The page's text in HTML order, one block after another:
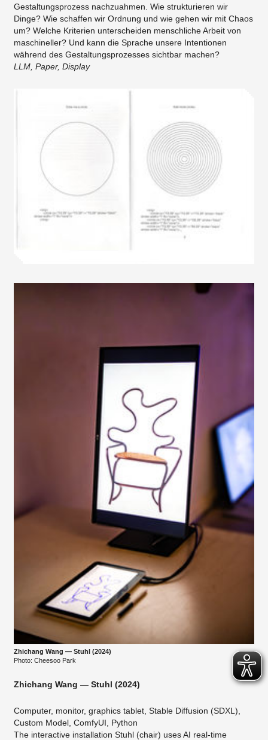
Gestaltungsprozess nachzuahmen. Wie strukturieren wir
Dinge? Wie schaffen wir Ordnung und wie gehen wir mit Chaos
um? Welche Kriterien unterscheiden menschliche Arbeit von
maschineller? Und kann die Sprache unsere Intentionen
während des Gestaltungsprozesses sichtbar machen?
LLM, Paper, Display
Zhichang Wang — Stuhl (2024)
Photo: Cheesoo Park
Zhichang Wang — Stuhl (2024)
Computer, monitor, graphics tablet, Stable Diffusion (SDXL),
Custom Model, ComfyUI, Python
The interactive installation Stuhl (chair) uses AI real-time